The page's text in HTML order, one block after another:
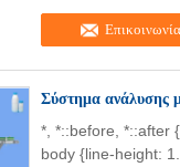
Επικοινωνία
Σύστημα ανάλυσης
*, *::before, *::after
body {line-height: